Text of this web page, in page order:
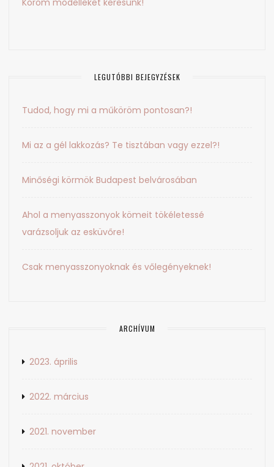
Köröm modelleket keresünk!
LEGUTÓBBI BEJEGYZÉSEK
Tudod, hogy mi a műköröm pontosan?!
Mi az a gél lakkozás? Te tisztában vagy ezzel?!
Minőségi körmök Budapest belvárosában
Ahol a menyasszonyok kömeit tökéletessé
varázsoljuk az esküvőre!
Csak menyasszonyoknak és vőlegényeknek!
ARCHÍVUM
2023. április
2022. március
2021. november